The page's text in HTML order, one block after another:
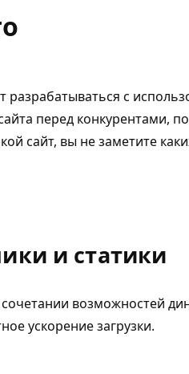
разрабатываться с
перед конкурентами,
сайт, вы не заметите
и статики
возможностей
ускорение загрузки.